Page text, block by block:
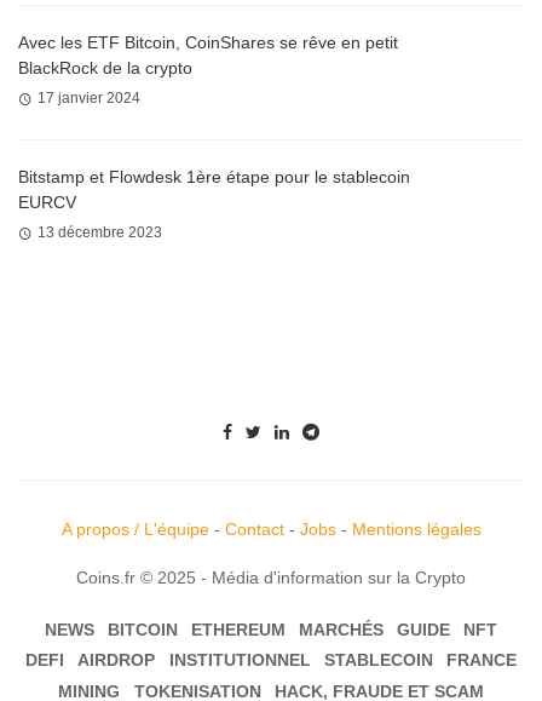
Avec les ETF Bitcoin, CoinShares se rêve en petit
BlackRock de la crypto
17 janvier 2024
Bitstamp et Flowdesk 1ère étape pour le stablecoin
EURCV
13 décembre 2023
A propos / L'équipe- Contact- Jobs- Mentions légales
Coins.fr © 2025 - Média d'information sur la Crypto
NEWS BITCOIN ETHEREUM MARCHÉS GUIDE
NFT
DEFI
AIRDROP INSTITUTIONNEL STABLECOIN
FRANCE
MINING
TOKENISATION HACK, FRAUDE ET SCAM